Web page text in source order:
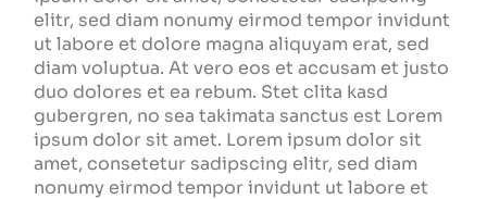
elitr, sed diam nonumy eirmod tempor invidunt
ut labore et dolore magna aliquyam erat, sed
diam voluptua. At vero eos et accusam et justo
duo dolores et ea rebum. Stet clita kasd
gubergren, no sea takimata sanctus est Lorem
ipsum dolor sit amet. Lorem ipsum dolor sit
amet, consetetur sadipscing elitr, sed diam
nonumy eirmod tempor invidunt ut labore et